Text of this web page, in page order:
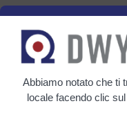
Home Livello
Indicatori e
Abbiamo notato che ti
locale facendo clic